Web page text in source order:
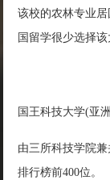
该校的农林专业
国留学很少选择该
国王科技大学(亚
由三所科技学院
排行榜前400位。